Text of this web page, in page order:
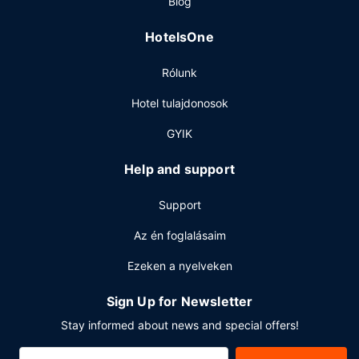
Ha megéheznél, Hyatt Place Changsha Airport a helyi
egy frissítő itallal a bár/társalgó kínálatából. Svédasztalos
Egyéb felszereltség
A szálláshelyen business center,
nyitva tartó recepció is igénybe vehető. Retúr reptéri
transzfer (éjjel-nappal) ingyenesen vehető igénybe.
HotelsOne
Rólunk
Hotel tulajdonosok
GYIK
Help and support
Support
Az én foglalásaim
Ezeken a nyelveken
Sign Up for Newsletter
Stay informed about news and special offers!